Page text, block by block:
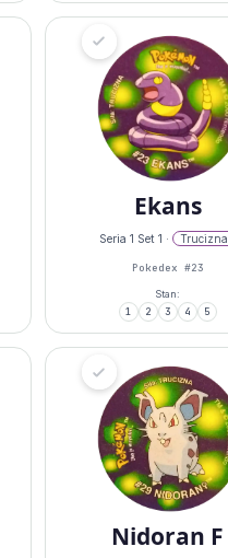
Ekans
Seria 1 Set 1 · Trucizna
Pokedex #23
Stan:
1 2 3 4 5
Nidoran F